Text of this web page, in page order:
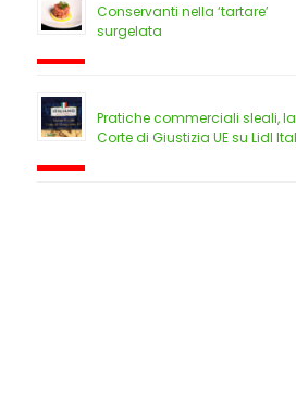
Conservanti nella ‘tartare’
surgelata
Pratiche commerciali sleali, la
Corte di Giustizia UE su Lidl